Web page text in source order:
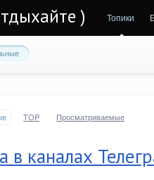
) Топики
TOP Просматриваемые
в каналах